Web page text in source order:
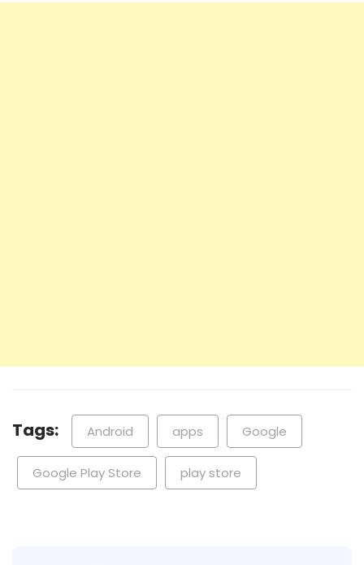
Tags: Android apps Google
Google Play Store play store